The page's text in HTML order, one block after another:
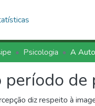
Psicologia
de
diz respeito à